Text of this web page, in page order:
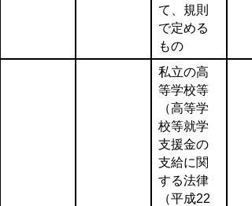
て、規則
で定める
もの
私立の高
等学校等
（高等学
校等就学
支援金の
支給に関
する法律
（平成22